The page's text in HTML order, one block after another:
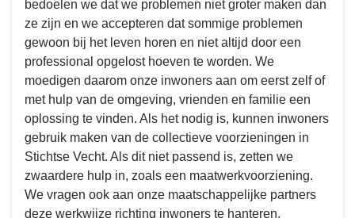
bedoelen we dat we problemen niet groter maken dan
ze zijn en we accepteren dat sommige problemen
gewoon bij het leven horen en niet altijd door een
professional opgelost hoeven te worden. We
moedigen daarom onze inwoners aan om eerst zelf of
met hulp van de omgeving, vrienden en familie een
oplossing te vinden. Als het nodig is, kunnen inwoners
gebruik maken van de collectieve voorzieningen in
Stichtse Vecht. Als dit niet passend is, zetten we
zwaardere hulp in, zoals een maatwerkvoorziening.
We vragen ook aan onze maatschappelijke partners
deze werkwijze richting inwoners te hanteren.